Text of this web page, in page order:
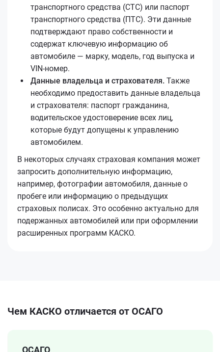
транспортного средства (СТС) или паспорт
транспортного средства (ПТС). Эти данные
подтверждают право собственности и
содержат ключевую информацию об
автомобиле — марку, модель, год выпуска и
VIN-номер.
Данные владельца и страхователя. Также
необходимо предоставить данные владельца
и страхователя: паспорт гражданина,
водительское удостоверение всех лиц,
которые будут допущены к управлению
автомобилем.
В некоторых случаях страховая компания может
запросить дополнительную информацию,
например, фотографии автомобиля, данные о
пробеге или информацию о предыдущих
страховых полисах. Это особенно актуально для
подержанных автомобилей или при оформлении
расширенных программ КАСКО.
Чем КАСКО отличается от ОСАГО
ОСАГО